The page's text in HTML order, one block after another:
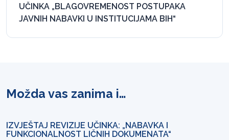
UČINKA „BLAGOVREMENOST POSTUPAKA
JAVNIH NABAVKI U INSTITUCIJAMA BIH“
Možda vas zanima i…
IZVJEŠTAJ REVIZIJE UČINKA: „NABAVKA I
FUNKCIONALNOST LIČNIH DOKUMENATA“